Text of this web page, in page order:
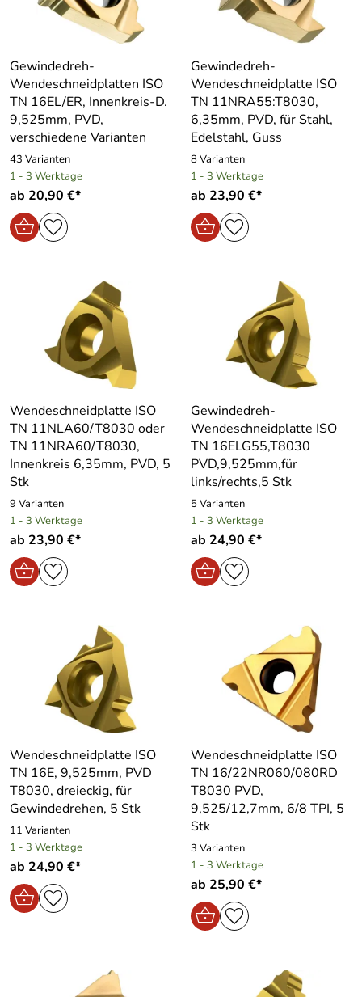
Gewindedreh-
Wendeschneidplatten ISO
TN 16EL/ER, Innenkreis-D.
9,525mm, PVD,
verschiedene Varianten
43 Varianten
1 - 3 Werktage
ab 20,90 €*
Gewindedreh-
Wendeschneidplatte ISO
TN 11NRA55:T8030,
6,35mm, PVD, für Stahl,
Edelstahl, Guss
8 Varianten
1 - 3 Werktage
ab 23,90 €*
Wendeschneidplatte ISO
TN 11NLA60/T8030 oder
TN 11NRA60/T8030,
Innenkreis 6,35mm, PVD, 5
Stk
9 Varianten
1 - 3 Werktage
ab 23,90 €*
Gewindedreh-
Wendeschneidplatte ISO
TN 16ELG55,T8030
PVD,9,525mm,für
links/rechts,5 Stk
5 Varianten
1 - 3 Werktage
ab 24,90 €*
Wendeschneidplatte ISO
TN 16E, 9,525mm, PVD
T8030, dreieckig, für
Gewindedrehen, 5 Stk
11 Varianten
1 - 3 Werktage
ab 24,90 €*
Wendeschneidplatte ISO
TN 16/22NR060/080RD
T8030 PVD,
9,525/12,7mm, 6/8 TPI, 5
Stk
3 Varianten
1 - 3 Werktage
ab 25,90 €*